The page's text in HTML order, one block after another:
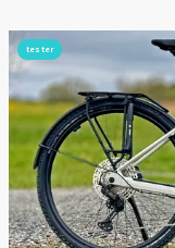
tester